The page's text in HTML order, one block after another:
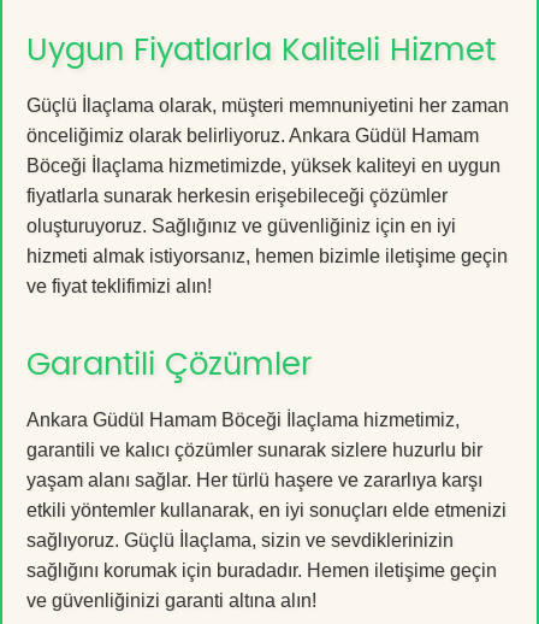
Uygun Fiyatlarla Kaliteli Hizmet
Güçlü İlaçlama olarak, müşteri memnuniyetini her zaman
önceliğimiz olarak belirliyoruz. Ankara Güdül Hamam
Böceği İlaçlama hizmetimizde, yüksek kaliteyi en uygun
fiyatlarla sunarak herkesin erişebileceği çözümler
oluşturuyoruz. Sağlığınız ve güvenliğiniz için en iyi
hizmeti almak istiyorsanız, hemen bizimle iletişime geçin
ve fiyat teklifimizi alın!
Garantili Çözümler
Ankara Güdül Hamam Böceği İlaçlama hizmetimiz,
garantili ve kalıcı çözümler sunarak sizlere huzurlu bir
yaşam alanı sağlar. Her türlü haşere ve zararlıya karşı
etkili yöntemler kullanarak, en iyi sonuçları elde etmenizi
sağlıyoruz. Güçlü İlaçlama, sizin ve sevdiklerinizin
sağlığını korumak için buradadır. Hemen iletişime geçin
ve güvenliğinizi garanti altına alın!